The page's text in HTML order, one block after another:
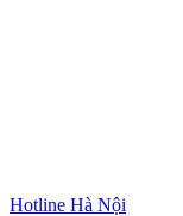
Hotline Hà Nội